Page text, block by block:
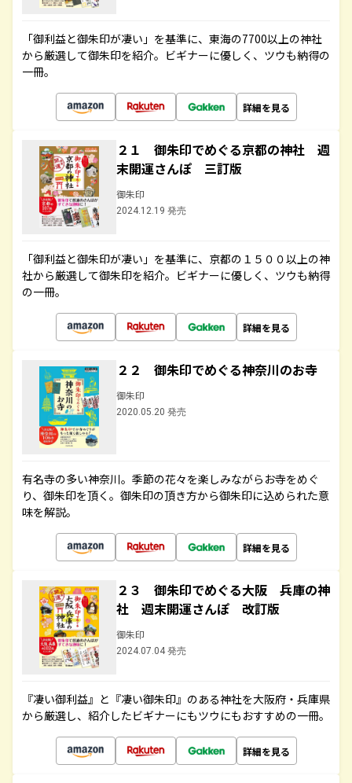
「御利益と御朱印が凄い」を基準に、東海の7700以上の神社
から厳選して御朱印を紹介。ビギナーに優しく、ツウも納得の
一冊。
詳細を見る
２１ 御朱印でめぐる京都の神社 週
末開運さんぽ 三訂版
御朱印
2024.12.19 発売
「御利益と御朱印が凄い」を基準に、京都の１５００以上の神
社から厳選して御朱印を紹介。ビギナーに優しく、ツウも納得
の一冊。
詳細を見る
２２ 御朱印でめぐる神奈川のお寺
御朱印
2020.05.20 発売
有名寺の多い神奈川。季節の花々を楽しみながらお寺をめぐ
り、御朱印を頂く。御朱印の頂き方から御朱印に込められた意
味を解説。
詳細を見る
２３ 御朱印でめぐる大阪 兵庫の神
社 週末開運さんぽ 改訂版
御朱印
2024.07.04 発売
『凄い御利益』と『凄い御朱印』のある神社を大阪府・兵庫県
から厳選し、紹介したビギナーにもツウにもおすすめの一冊。
詳細を見る